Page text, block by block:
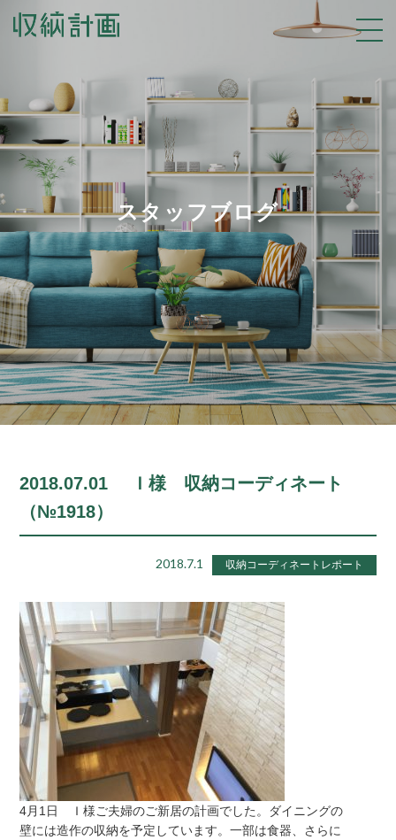
スタッフブログ
2018.07.01 Ｉ様 収納コーディネート
（№1918）
2018.7.1 収納コーディネートレポート
4月1日 Ｉ様ご夫婦のご新居の計画でした。ダイニングの
壁には造作の収納を予定しています。一部は食器、さらに